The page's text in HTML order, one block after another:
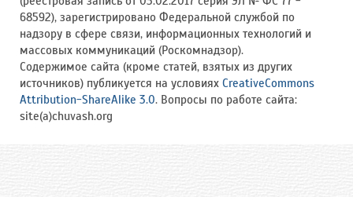
68592), зарегистрировано Федеральной службой по
надзору в сфере связи, информационных технологий и
массовых коммуникаций (Роскомнадзор).
Содержимое сайта (кроме статей, взятых из других
источников) публикуется на условиях CreativeCommons
Attribution-ShareAlike 3.0. Вопросы по работе сайта:
site(a)chuvash.org